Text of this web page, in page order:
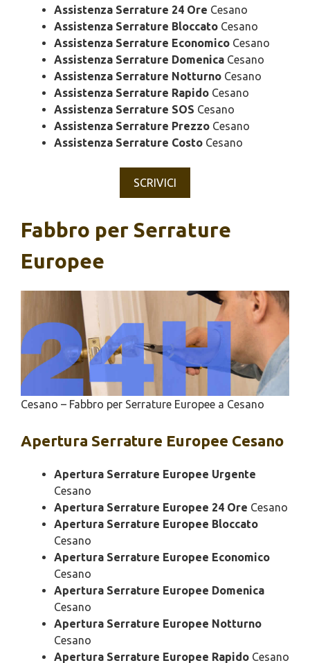
Assistenza Serrature 24 Ore Cesano
Assistenza Serrature Bloccato Cesano
Assistenza Serrature Economico Cesano
Assistenza Serrature Domenica Cesano
Assistenza Serrature Notturno Cesano
Assistenza Serrature Rapido Cesano
Assistenza Serrature SOS Cesano
Assistenza Serrature Prezzo Cesano
Assistenza Serrature Costo Cesano
SCRIVICI
Fabbro per Serrature
Europee
Cesano – Fabbro per Serrature Europee a Cesano
Apertura Serrature Europee Cesano
Apertura Serrature Europee Urgente
Cesano
Apertura Serrature Europee 24 Ore Cesano
Apertura Serrature Europee Bloccato
Cesano
Apertura Serrature Europee Economico
Cesano
Apertura Serrature Europee Domenica
Cesano
Apertura Serrature Europee Notturno
Cesano
Apertura Serrature Europee Rapido Cesano